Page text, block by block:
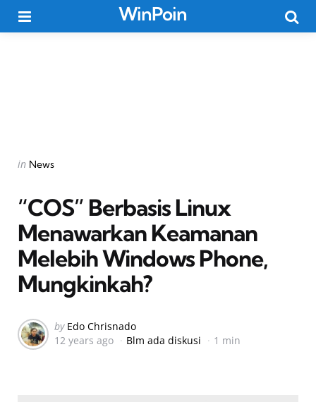
WinPoin
Categories
Posted
in News
“COS” Berbasis Linux
Menawarkan Keamanan
Melebih Windows Phone,
Mungkinkah?
Posted
by
by Edo Chrisnado
12 years ago
Blm ada diskusi 1 min